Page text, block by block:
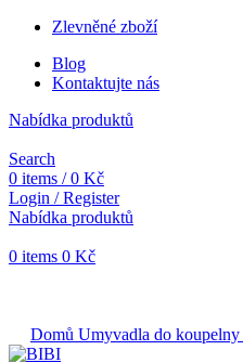
Zlevněné zboží
Blog
Kontaktujte nás
Nabídka produktů
Search
0 items / 0 Kč
Login / Register
Nabídka produktů
0 items 0 Kč
Domů Umyvadla do koupelny